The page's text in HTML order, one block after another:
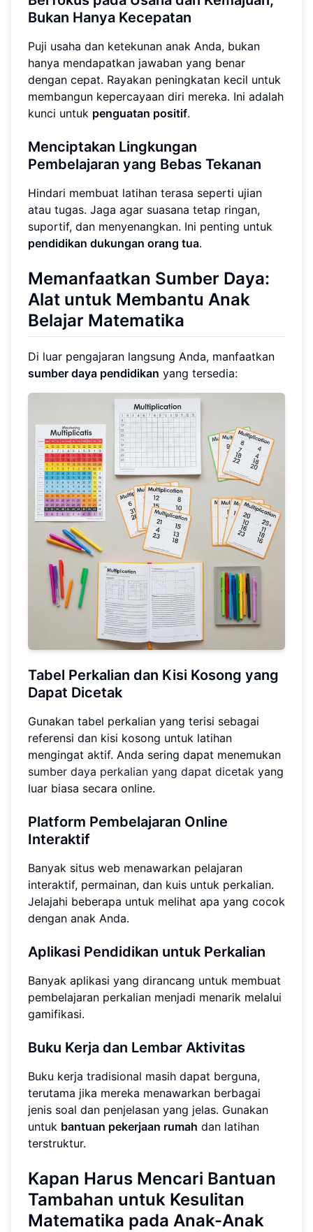
Bukan Hanya Kecepatan
Puji usaha dan ketekunan anak Anda, bukan
hanya mendapatkan jawaban yang benar
dengan cepat. Rayakan peningkatan kecil untuk
membangun kepercayaan diri mereka. Ini adalah
kunci untuk penguatan positif.
Menciptakan Lingkungan
Pembelajaran yang Bebas Tekanan
Hindari membuat latihan terasa seperti ujian
atau tugas. Jaga agar suasana tetap ringan,
suportif, dan menyenangkan. Ini penting untuk
pendidikan dukungan orang tua.
Memanfaatkan Sumber Daya:
Alat untuk Membantu Anak
Belajar Matematika
Di luar pengajaran langsung Anda, manfaatkan
sumber daya pendidikan yang tersedia:
Tabel Perkalian dan Kisi Kosong yang
Dapat Dicetak
Gunakan tabel perkalian yang terisi sebagai
referensi dan kisi kosong untuk latihan
mengingat aktif. Anda sering dapat menemukan
sumber daya perkalian yang dapat dicetak yang
luar biasa secara online.
Platform Pembelajaran Online
Interaktif
Banyak situs web menawarkan pelajaran
interaktif, permainan, dan kuis untuk perkalian.
Jelajahi beberapa untuk melihat apa yang cocok
dengan anak Anda.
Aplikasi Pendidikan untuk Perkalian
Banyak aplikasi yang dirancang untuk membuat
pembelajaran perkalian menjadi menarik melalui
gamifikasi.
Buku Kerja dan Lembar Aktivitas
Buku kerja tradisional masih dapat berguna,
terutama jika mereka menawarkan berbagai
jenis soal dan penjelasan yang jelas. Gunakan
untuk bantuan pekerjaan rumah dan latihan
terstruktur.
Kapan Harus Mencari Bantuan
Tambahan untuk Kesulitan
Matematika pada Anak-Anak